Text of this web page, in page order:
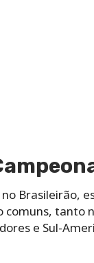
Brasileirão,
comuns, tanto
e Sul-